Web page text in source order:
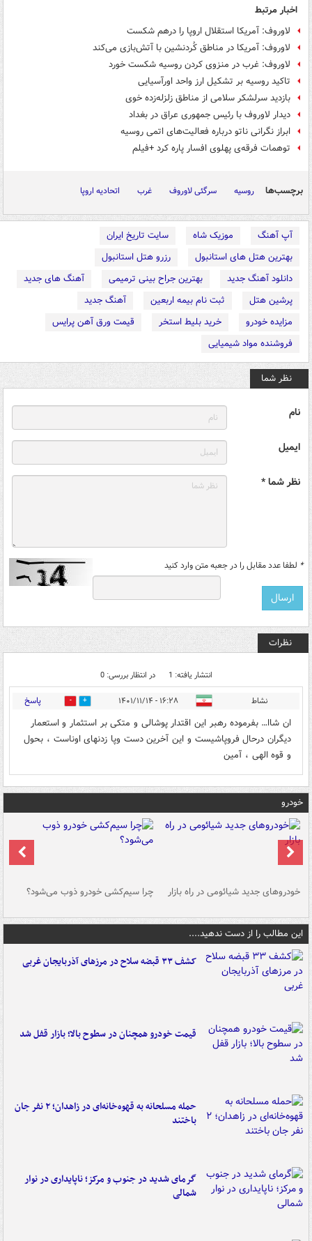
اخبار مرتبط
لاوروف: آمریکا استقلال اروپا را درهم شکست
لاوروف: آمریکا در مناطق کُردنشین با آتش‌بازی می‌کند
لاوروف: غرب در منزوی کردن روسیه شکست خورد
تاکید روسیه بر تشکیل ارز واحد اورآسیایی
بازدید سرلشکر سلامی از مناطق زلزله‌زده خوی
دیدار لاوروف با رئیس جمهوری عراق در بغداد
ابراز نگرانی ناتو درباره فعالیت‌های اتمی روسیه
توهمات فرقه‌ی پهلوی افسار پاره کرد +فیلم
برچسب‌ها روسیه سرگئی لاوروف غرب اتحادیه اروپا
آپ آهنگ موزیک شاه
سایت تاریخ ایران
بهترین هتل های استانبول
رزرو هتل استانبول
دانلود آهنگ جدید
بهترین جراح بینی ترمیمی
آهنگ های جدید
پرشین هتل
ثبت نام بیمه اربعین
آهنگ جدید
مزایده خودرو
خرید بلیط استخر
قیمت ورق آهن پرایس
فروشنده مواد شیمیایی
نظر شما
نام
ایمیل
نظر شما *
* لطفا عدد مقابل را در جعبه متن وارد کنید
نظرات
انتشار یافته: 1 در انتظار بررسی: 0
نشاط ۱۶:۲۸ - ۱۴۰۱/۱۱/۱۴ 4 پاسخ
ان شاا… بفرموده رهبر این اقتدار پوشالی و متکی بر استثمار و استعمار
دیگران درحال فروپاشیست و این آخرین دست وپا زدنهای اوناست ، بحول
و قوه الهی ، آمین
خودرو
خودروهای جدید شیائومی در راه بازار چرا سیم‌کشی خودرو ذوب می‌شود؟
این مطالب را از دست ندهید....
کشف ۳۳ قبضه سلاح در مرزهای آذربایجان غربی
قیمت خودرو همچنان در سطوح بالا؛ بازار قفل شد
حمله مسلحانه به قهوه‌خانه‌ای در زاهدان؛ ۲ نفر جان
باختند
گرمای شدید در جنوب و مرکز؛ ناپایداری در نوار
شمالی